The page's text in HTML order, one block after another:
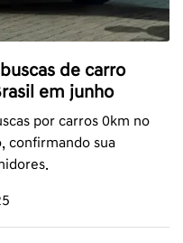
de carro
em junho
por carros 0km no
confirmando sua